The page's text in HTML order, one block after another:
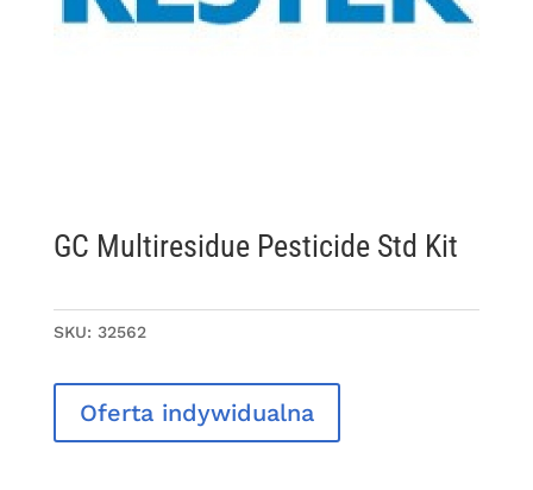
GC Multiresidue Pesticide Std Kit
SKU: 32562
Oferta indywidualna